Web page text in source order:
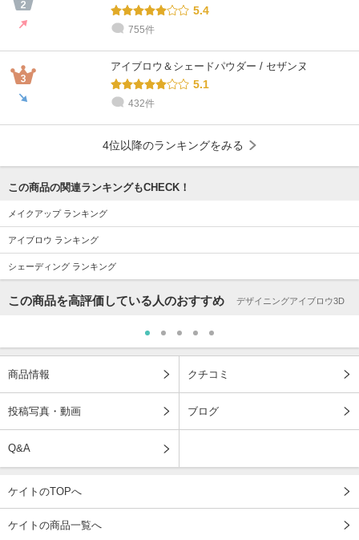
5.4
755件
アイブロウ＆シェードパウダー / セザンヌ
5.1
432件
4位以降のランキングをみる
この商品の関連ランキングもCHECK！
メイクアップ ランキング
アイブロウ ランキング
シェーディング ランキング
この商品を高評価している人のおすすめ デザイニングアイブロウ3D
商品情報 クチコミ
投稿写真・動画 ブログ
Q&A
ケイトのTOPへ
ケイトの商品一覧へ